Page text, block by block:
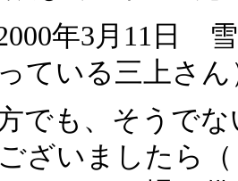
年3月11日
ている三上さん
でも、そうでな
ざいましたら